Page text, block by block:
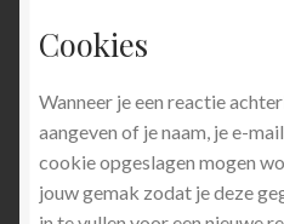
Cookies
Wanneer je een reactie
aangeven of je naam, je e-
cookie opgeslagen mogen
jouw gemak zodat je deze